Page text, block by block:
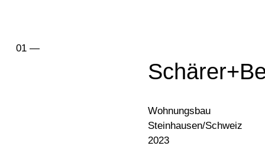
Wohnungsbau
Steinhausen/Schweiz
2023